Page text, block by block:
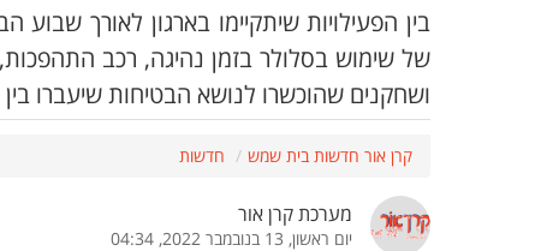
בין הפעילויות שיתקיימו בארגון לאורך
של שימוש בסלולר בזמן נהיגה, רכב
ושחקנים שהוכשרו לנושא הבטיחות שיעברו
קרן אור חדשות בית שמש חדשות
מערכת קרן אור
יום ראשון, 13 בנובמבר 2022, 04:34
גופן קריא הגדלת האתר